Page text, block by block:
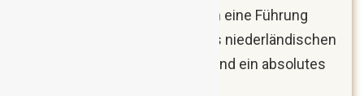
fantastische Museen und auch eine Führung
durch den Binnenhof – Teil des niederländischen
Parlaments – ist sehenswert und ein absolutes